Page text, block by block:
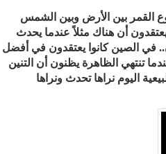
القمر بين الأرض وبين الشمس
أن هناك مثلاً عندما يحدث
في الصين كانوا يعتقدون في أفضل
تنتهي الظاهرة يظنون أن التنين
اليوم نراها تحدث ونراها